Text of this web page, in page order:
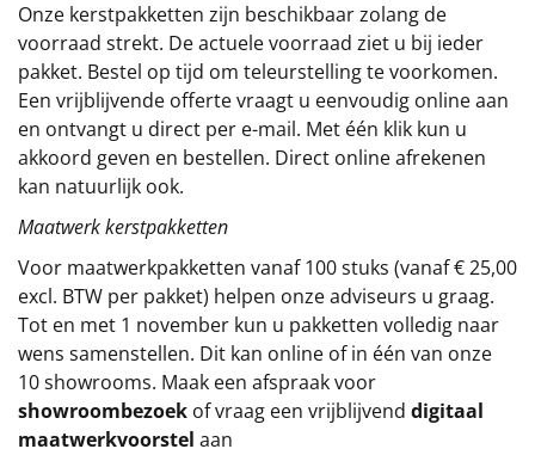
Kerstgeschenken 2026
Relatiegeschenken
Cadeaubon
Alle overige
Onze kerstpakketten zijn beschikbaar zolang de
voorraad strekt. De actuele voorraad ziet u bij ieder
pakket. Bestel op tijd om teleurstelling te voorkomen.
Een vrijblijvende offerte vraagt u eenvoudig online aan
en ontvangt u direct per e-mail. Met één klik kun u
akkoord geven en bestellen. Direct online afrekenen
kan natuurlijk ook.
Maatwerk kerstpakketten
Voor maatwerkpakketten vanaf 100 stuks (vanaf € 25,00
excl. BTW per pakket) helpen onze adviseurs u graag.
Tot en met 1 november kun u pakketten volledig naar
wens samenstellen. Dit kan online of in één van onze
10 showrooms. Maak een afspraak voor
showroombezoek of vraag een vrijblijvend digitaal
maatwerkvoorstel aan